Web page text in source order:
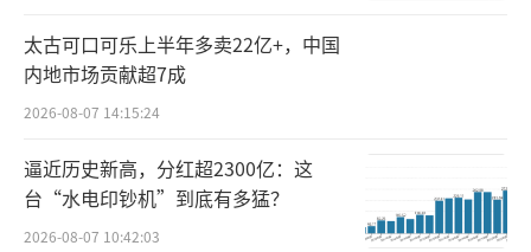
今年上半年，老白干酒实现营业收入约24.
7亿元，同比增长10.65%；归母净利润3.04亿
元，同比增长40.25%；扣非后净利润2.78亿
元，同比增长46.41%。
太古可口可乐上半年多卖22亿+，中国
内地市场贡献超7成
2026-08-07 14:15:24
逼近历史新高，分红超2300亿：这
台“水电印钞机”到底有多猛？
2026-08-07 10:42:03